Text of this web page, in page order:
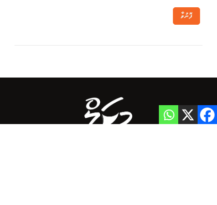
ފޮނުވާ